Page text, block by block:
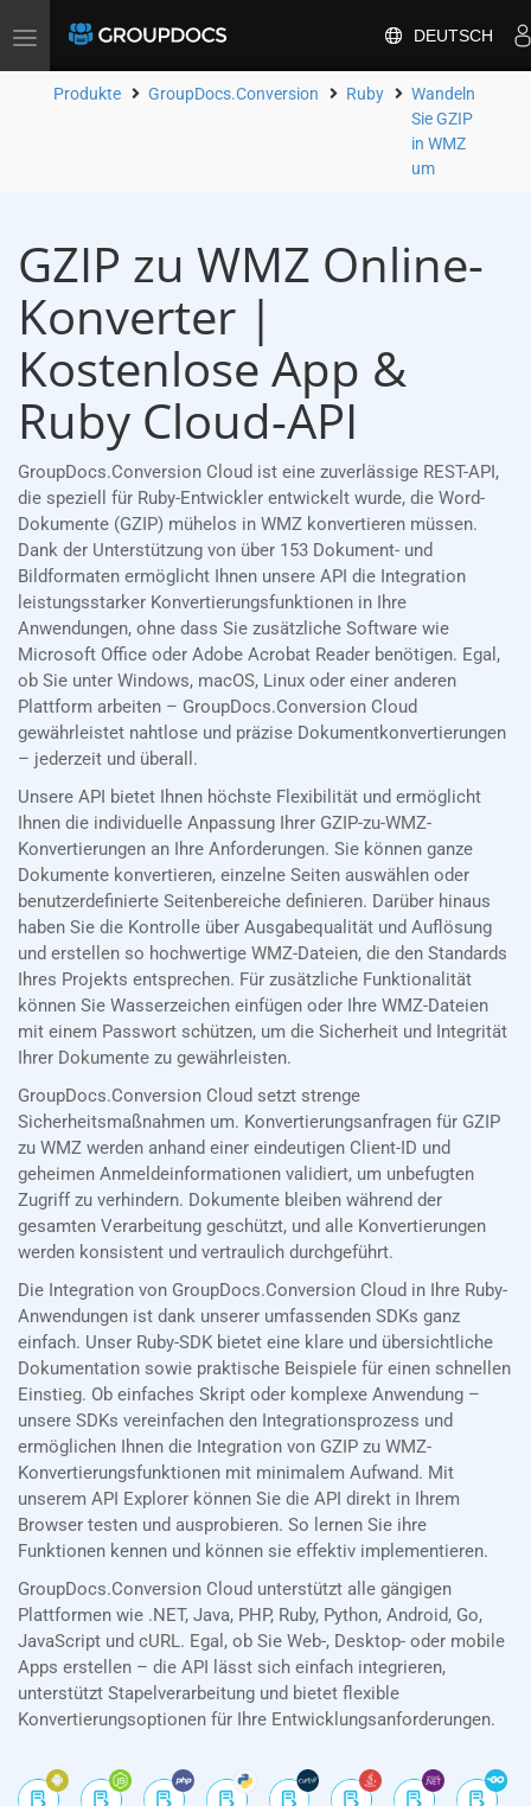
Toggle
DEUTSCH
Produkte GroupDocs.Conversion Ruby
Wandeln
Sie GZIP
in WMZ
um
GZIP zu WMZ Online-
Konverter |
Kostenlose App &
Ruby Cloud-API
GroupDocs.Conversion Cloud ist eine zuverlässige REST-API,
die speziell für Ruby-Entwickler entwickelt wurde, die Word-
Dokumente (GZIP) mühelos in WMZ konvertieren müssen.
Dank der Unterstützung von über 153 Dokument- und
Bildformaten ermöglicht Ihnen unsere API die Integration
leistungsstarker Konvertierungsfunktionen in Ihre
Anwendungen, ohne dass Sie zusätzliche Software wie
Microsoft Office oder Adobe Acrobat Reader benötigen. Egal,
ob Sie unter Windows, macOS, Linux oder einer anderen
Plattform arbeiten – GroupDocs.Conversion Cloud
gewährleistet nahtlose und präzise Dokumentkonvertierungen
– jederzeit und überall.
Unsere API bietet Ihnen höchste Flexibilität und ermöglicht
Ihnen die individuelle Anpassung Ihrer GZIP-zu-WMZ-
Konvertierungen an Ihre Anforderungen. Sie können ganze
Dokumente konvertieren, einzelne Seiten auswählen oder
benutzerdefinierte Seitenbereiche definieren. Darüber hinaus
haben Sie die Kontrolle über Ausgabequalität und Auflösung
und erstellen so hochwertige WMZ-Dateien, die den Standards
Ihres Projekts entsprechen. Für zusätzliche Funktionalität
können Sie Wasserzeichen einfügen oder Ihre WMZ-Dateien
mit einem Passwort schützen, um die Sicherheit und Integrität
Ihrer Dokumente zu gewährleisten.
GroupDocs.Conversion Cloud setzt strenge
Sicherheitsmaßnahmen um. Konvertierungsanfragen für GZIP
zu WMZ werden anhand einer eindeutigen Client-ID und
geheimen Anmeldeinformationen validiert, um unbefugten
Zugriff zu verhindern. Dokumente bleiben während der
gesamten Verarbeitung geschützt, und alle Konvertierungen
werden konsistent und vertraulich durchgeführt.
Die Integration von GroupDocs.Conversion Cloud in Ihre Ruby-
Anwendungen ist dank unserer umfassenden SDKs ganz
einfach. Unser Ruby-SDK bietet eine klare und übersichtliche
Dokumentation sowie praktische Beispiele für einen schnellen
Einstieg. Ob einfaches Skript oder komplexe Anwendung –
unsere SDKs vereinfachen den Integrationsprozess und
ermöglichen Ihnen die Integration von GZIP zu WMZ-
Konvertierungsfunktionen mit minimalem Aufwand. Mit
unserem API Explorer können Sie die API direkt in Ihrem
Browser testen und ausprobieren. So lernen Sie ihre
Funktionen kennen und können sie effektiv implementieren.
GroupDocs.Conversion Cloud unterstützt alle gängigen
Plattformen wie .NET, Java, PHP, Ruby, Python, Android, Go,
JavaScript und cURL. Egal, ob Sie Web-, Desktop- oder mobile
Apps erstellen – die API lässt sich einfach integrieren,
unterstützt Stapelverarbeitung und bietet flexible
Konvertierungsoptionen für Ihre Entwicklungsanforderungen.